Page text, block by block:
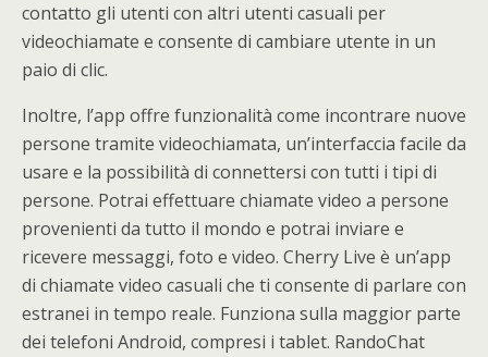
contatto gli utenti con altri utenti casuali per
videochiamate e consente di cambiare utente in un
paio di clic.
Inoltre, l’app offre funzionalità come incontrare nuove
persone tramite videochiamata, un’interfaccia facile da
usare e la possibilità di connettersi con tutti i tipi di
persone. Potrai effettuare chiamate video a persone
provenienti da tutto il mondo e potrai inviare e
ricevere messaggi, foto e video. Cherry Live è un’app
di chiamate video casuali che ti consente di parlare con
estranei in tempo reale. Funziona sulla maggior parte
dei telefoni Android, compresi i tablet. RandoChat